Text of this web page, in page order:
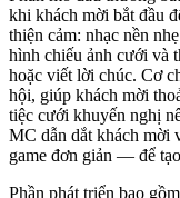
khi khách mời bắt đầu
thiện cảm: nhạc nền
hình chiếu ảnh cưới và
hoặc viết lời chúc. Cơ
hội, giúp khách mời
tiệc cưới khuyến nghị
MC dẫn dắt khách mời
game đơn giản — để
Phần phát triển bao